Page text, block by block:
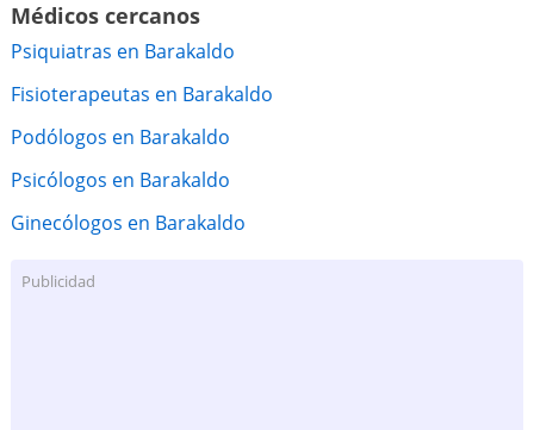
Médicos cercanos
Psiquiatras en Barakaldo
Fisioterapeutas en Barakaldo
Podólogos en Barakaldo
Psicólogos en Barakaldo
Ginecólogos en Barakaldo
Publicidad